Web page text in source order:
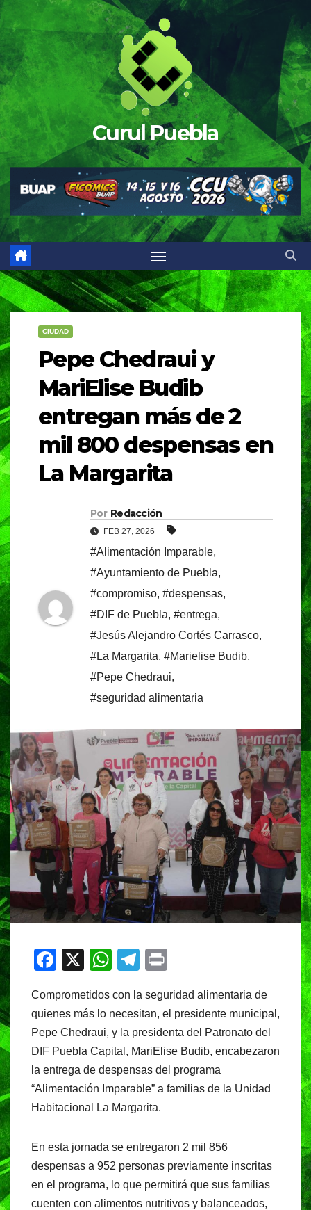
Saltar
al
contenido
Curul Puebla
CIUDAD
Pepe Chedraui y
MariElise Budib
entregan más de 2
mil 800 despensas en
La Margarita
Por Redacción
FEB 27, 2026
#Alimentación Imparable,
#Ayuntamiento de Puebla,
#compromiso, #despensas,
#DIF de Puebla, #entrega,
#Jesús Alejandro Cortés Carrasco,
#La Margarita, #Marielise Budib,
#Pepe Chedraui,
#seguridad alimentaria
F
c
e
b
o
o
k
X
W
at
s
A
p
p
T
e
gr
a
m
t
Comprometidos con la seguridad alimentaria de
quienes más lo necesitan, el presidente municipal,
Pepe Chedraui, y la presidenta del Patronato del
DIF Puebla Capital, MariElise Budib, encabezaron
la entrega de despensas del programa
“Alimentación Imparable” a familias de la Unidad
Habitacional La Margarita.
En esta jornada se entregaron 2 mil 856
despensas a 952 personas previamente inscritas
en el programa, lo que permitirá que sus familias
cuenten con alimentos nutritivos y balanceados,